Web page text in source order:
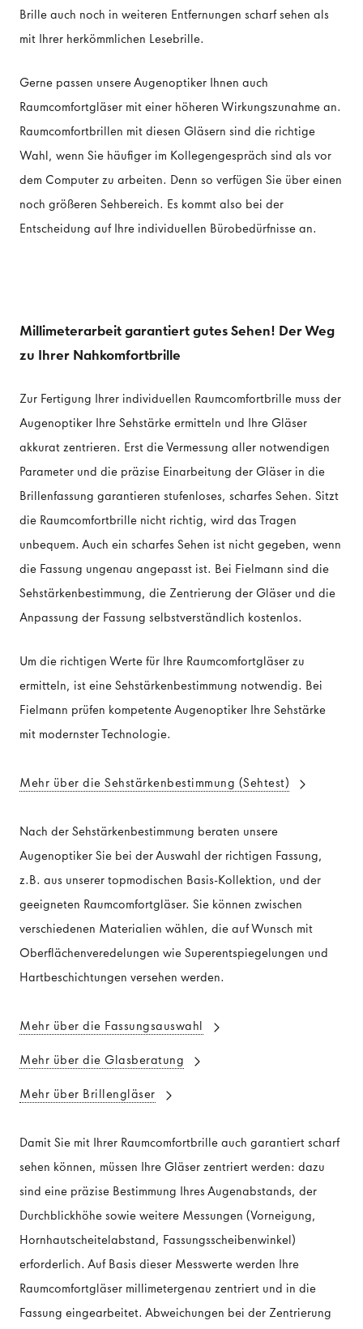
Brille auch noch in weiteren Entfernungen scharf sehen als
mit Ihrer herkömmlichen Lesebrille.
Gerne passen unsere Augenoptiker Ihnen auch
Raumcomfortgläser mit einer höheren Wirkungszunahme an.
Raumcomfortbrillen mit diesen Gläsern sind die richtige
Wahl, wenn Sie häufiger im Kollegengespräch sind als vor
dem Computer zu arbeiten. Denn so verfügen Sie über einen
noch größeren Sehbereich. Es kommt also bei der
Entscheidung auf Ihre individuellen Bürobedürfnisse an.
Millimeterarbeit garantiert gutes Sehen! Der Weg
zu Ihrer Nahkomfortbrille
Zur Fertigung Ihrer individuellen Raumcomfortbrille muss der
Augenoptiker Ihre Sehstärke ermitteln und Ihre Gläser
akkurat zentrieren. Erst die Vermessung aller notwendigen
Parameter und die präzise Einarbeitung der Gläser in die
Brillenfassung garantieren stufenloses, scharfes Sehen. Sitzt
die Raumcomfortbrille nicht richtig, wird das Tragen
unbequem. Auch ein scharfes Sehen ist nicht gegeben, wenn
die Fassung ungenau angepasst ist. Bei Fielmann sind die
Sehstärkenbestimmung, die Zentrierung der Gläser und die
Anpassung der Fassung selbstverständlich kostenlos.
Um die richtigen Werte für Ihre Raumcomfortgläser zu
ermitteln, ist eine Sehstärkenbestimmung notwendig. Bei
Fielmann prüfen kompetente Augenoptiker Ihre Sehstärke
mit modernster Technologie.
Mehr über die Sehstärkenbestimmung (Sehtest)
Nach der Sehstärkenbestimmung beraten unsere
Augenoptiker Sie bei der Auswahl der richtigen Fassung,
z.B. aus unserer topmodischen Basis-Kollektion, und der
geeigneten Raumcomfortgläser. Sie können zwischen
verschiedenen Materialien wählen, die auf Wunsch mit
Oberflächenveredelungen wie Superentspiegelungen und
Hartbeschichtungen versehen werden.
Mehr über die Fassungsauswahl
Mehr über die Glasberatung
Mehr über Brillengläser
Damit Sie mit Ihrer Raumcomfortbrille auch garantiert scharf
sehen können, müssen Ihre Gläser zentriert werden: dazu
sind eine präzise Bestimmung Ihres Augenabstands, der
Durchblickhöhe sowie weitere Messungen (Vorneigung,
Hornhautscheitelabstand, Fassungsscheibenwinkel)
erforderlich. Auf Basis dieser Messwerte werden Ihre
Raumcomfortgläser millimetergenau zentriert und in die
Fassung eingearbeitet. Abweichungen bei der Zentrierung